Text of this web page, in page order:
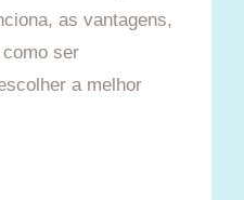
as vantagens,
ser
a melhor